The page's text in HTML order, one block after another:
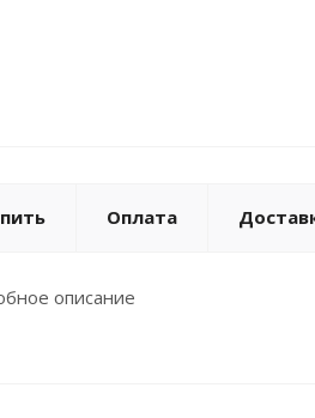
Оплата
описание